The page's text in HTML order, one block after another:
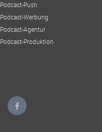
Podcast-Push
Podcast-Werbung
Podcast-Agentur
Podcast-Produktion